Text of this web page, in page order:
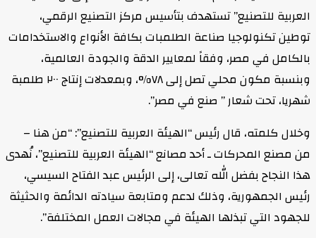
العربية للتصنيع” تستهدف بتأسيس مركز التصنيع الرقمي،
توطين تكنولوجيا صناعة الطلمبات بكافة الأنواع والاستخدامات
بالكامل في مصر، وفقاً لمعايير الدقة والجودة العالمية،
وبنسبة مكون محلي تصل إلى ٧٨%، وبمعدلات إنتاج ٢٠٠ طلمبة
شهريا، تحت شعار ” صنع في مصر”.
وخلال كلمته، قال رئيس “الهيئة العربية للتصنيع”: “من هنا –
من مصنع المحركات ـ أحد مصانع “الهيئة العربية للتصنيع”، نُهدى
هذا النجاح بفضل الله تعالى، إلى الرئيس عبد الفتاح السيسي،
رئيس الجمهورية، وذلك لدعم ومتابعة سيادته الدائمة والحثيثة
للجهود التي تبذلها الهيئة في مجالات العمل المختلفة”.